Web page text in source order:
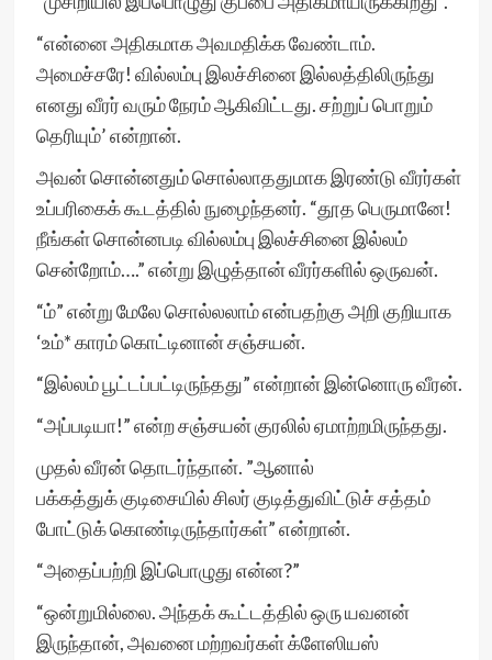
“என்னை அதிகமாக அவமதிக்க வேண்டாம்.
அமைச்சரே! வில்லம்பு இலச்சினை இல்லத்திலிருந்து
எனது வீரர் வரும் நேரம் ஆகிவிட்டது. சற்றுப் பொறும்
தெரியும்’ என்றான்.
அவன் சொன்னதும் சொல்லாததுமாக இரண்டு வீரர்கள்
உப்பரிகைக் கூடத்தில் நுழைந்தனர். “தூத பெருமானே!
நீங்கள் சொன்னபடி வில்லம்பு இலச்சினை இல்லம்
சென்றோம்….” என்று இழுத்தான் வீரர்களில் ஒருவன்.
“ம்” என்று மேலே சொல்லலாம் என்பதற்கு அறி குறியாக
‘உம்* காரம் கொட்டினான் சஞ்சயன்.
“இல்லம் பூட்டப்பட்டிருந்தது” என்றான் இன்னொரு வீரன்.
“அப்படியா!” என்ற சஞ்சயன் குரலில் ஏமாற்றமிருந்தது.
முதல் வீரன் தொடர்ந்தான். ”ஆனால்
பக்கத்துக் குடிசையில் சிலர் குடித்துவிட்டுச் சத்தம்
போட்டுக் கொண்டிருந்தார்கள்” என்றான்.
“அதைப்பற்றி இப்பொழுது என்ன?”
“ஒன்றுமில்லை. அந்தக் கூட்டத்தில் ஒரு யவனன்
இருந்தான், அவனை மற்றவர்கள் க்ளேஸியஸ்